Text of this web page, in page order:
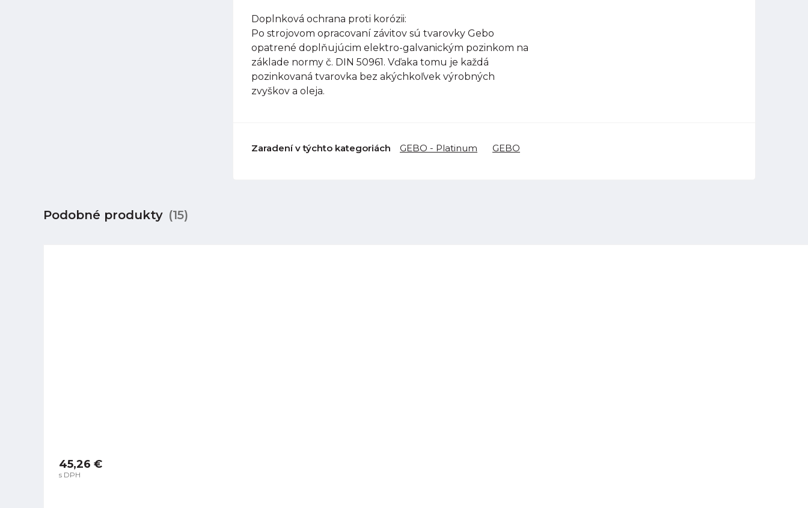
Doplnková ochrana proti korózii:
Po strojovom opracovaní závitov sú tvarovky Gebo
opatrené doplňujúcim elektro-galvanickým pozinkom na
základe normy č. DIN 50961. Vďaka tomu je každá
pozinkovaná tvarovka bez akýchkoľvek výrobných
zvyškov a oleja.
Zaradení v týchto kategoriách GEBO - Platinum GEBO
Podobné produkty (15)
45,26 €
s DPH